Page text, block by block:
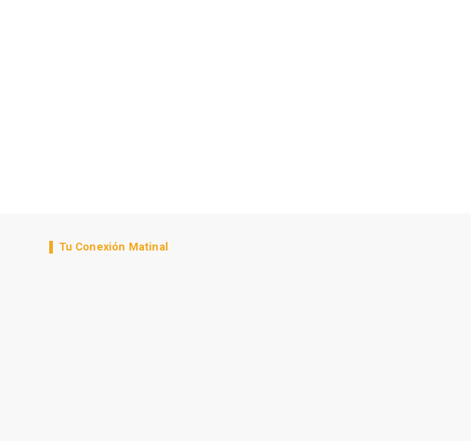
Tu Conexión Matinal